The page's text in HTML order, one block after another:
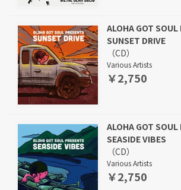
ALOHA GOT SOUL
SUNSET DRIVE
（CD）
Various Artists
￥2,750
ALOHA GOT SOUL
SEASIDE VIBES
（CD）
Various Artists
￥2,750